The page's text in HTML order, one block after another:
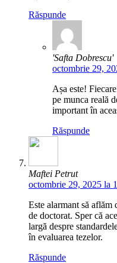
Răspunde
'Safta Dobrescu'
octombrie 29,
Așa este!
pe munca reală
important în
Răspunde
Maftei Petrut
octombrie 29, 2025 la
Este alarmant să aflăm
de doctorat. Sper că
largă despre
în evaluarea tezelor.
Răspunde